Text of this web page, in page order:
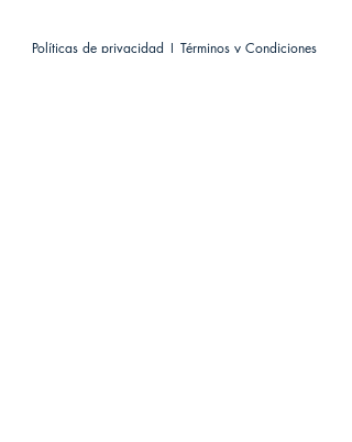
Políticas de privacidad | Términos y Condiciones